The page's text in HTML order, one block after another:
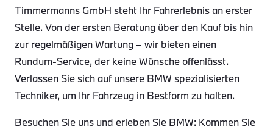
Timmermanns GmbH steht Ihr Fahrerlebnis an erster
Stelle. Von der ersten Beratung über den Kauf bis hin
zur regelmäßigen Wartung – wir bieten einen
Rundum-Service, der keine Wünsche offenlässt.
Verlassen Sie sich auf unsere BMW spezialisierten
Techniker, um Ihr Fahrzeug in Bestform zu halten.
Besuchen Sie uns und erleben Sie BMW: Kommen Sie